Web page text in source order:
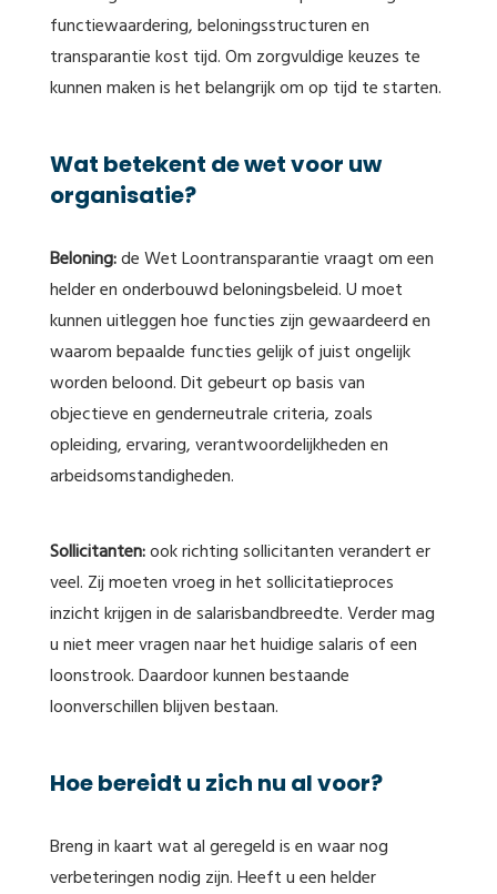
functiewaardering, beloningsstructuren en
transparantie kost tijd. Om zorgvuldige keuzes te
kunnen maken is het belangrijk om op tijd te starten.
Wat betekent de wet voor uw
organisatie?
Beloning:de Wet Loontransparantie vraagt om een
helder en onderbouwd beloningsbeleid. U moet
kunnen uitleggen hoe functies zijn gewaardeerd en
waarom bepaalde functies gelijk of juist ongelijk
worden beloond. Dit gebeurt op basis van
objectieve en genderneutrale criteria, zoals
opleiding, ervaring, verantwoordelijkheden en
arbeidsomstandigheden.
Sollicitanten:ook richting sollicitanten verandert er
veel. Zij moeten vroeg in het sollicitatieproces
inzicht krijgen in de salarisbandbreedte. Verder mag
u niet meer vragen naar het huidige salaris of een
loonstrook. Daardoor kunnen bestaande
loonverschillen blijven bestaan.
Hoe bereidt u zich nu al voor?
Breng in kaart wat al geregeld is en waar nog
verbeteringen nodig zijn. Heeft u een helder